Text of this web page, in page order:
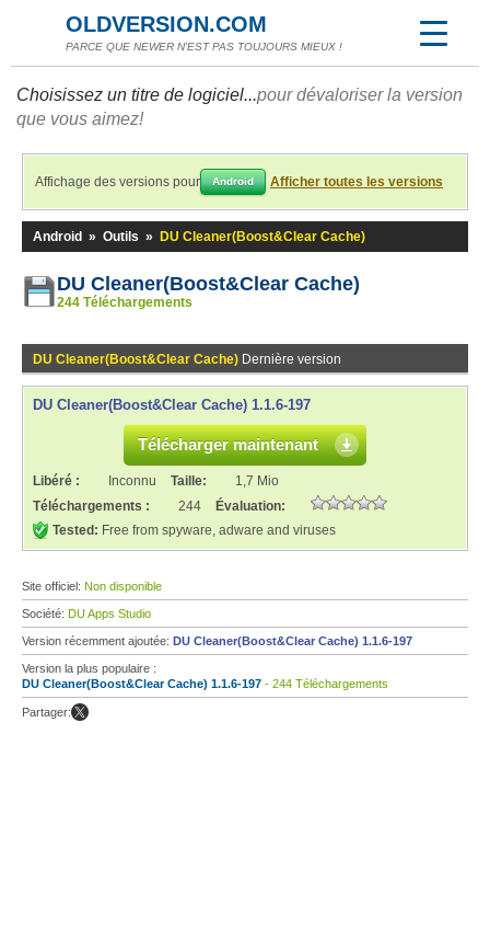
OLDVERSION.COM
PARCE QUE NEWER N'EST PAS TOUJOURS MIEUX !
Choisissez un titre de logiciel...pour dévaloriser la version
que vous aimez!
Affichage des versions pour Android Afficher toutes les versions
Android » Outils » DU Cleaner(Boost&Clear Cache)
DU Cleaner(Boost&Clear Cache)
244 Téléchargements
DU Cleaner(Boost&Clear Cache) Dernière version
DU Cleaner(Boost&Clear Cache) 1.1.6-197
Télécharger maintenant
Libéré : Inconnu Taille:
1,7 Mio
Téléchargements :
244
Évaluation:
Tested: Free from spyware, adware and viruses
Site officiel: Non disponible
Société: DU Apps Studio
Version récemment ajoutée: DU Cleaner(Boost&Clear Cache) 1.1.6-197
Version la plus populaire :
DU Cleaner(Boost&Clear Cache) 1.1.6-197 - 244 Téléchargements
Partager: